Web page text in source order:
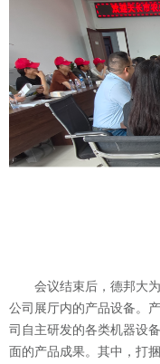
会议结束后，德邦大
公司展厅内的产品设备。
司自主研发的各类机器设
面的产品成果。其中，打